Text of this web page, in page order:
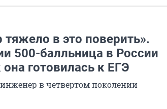
в это поверить».
500-балльница в России
она готовилась к ЕГЭ
в четвертом поколении